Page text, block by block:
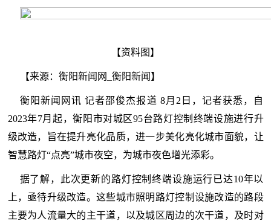
【资料图】
【来源：衡阳新闻网_衡阳新闻】
衡阳新闻网讯 记者邵俊杰报道 8月2日，记者获悉，自
2023年7月起，衡阳市对城区95台路灯控制终端设施进行升
级改造，旨在提升亮化品质，进一步美化亮化城市面貌，让
智慧路灯“点亮”城市夜空，为城市夜色增光添彩。
据了解，此次更新的路灯控制终端设施运行已达10年以
上，亟待升级改造。这些城市照明路灯控制设施改造的路段
主要为人流量大的主干道，以及城区周边的次干道，及时对